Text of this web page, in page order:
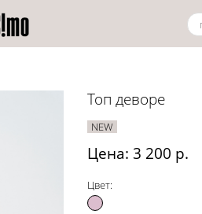
Топ деворе
NEW
Цена: 3 200 р.
Цвет: